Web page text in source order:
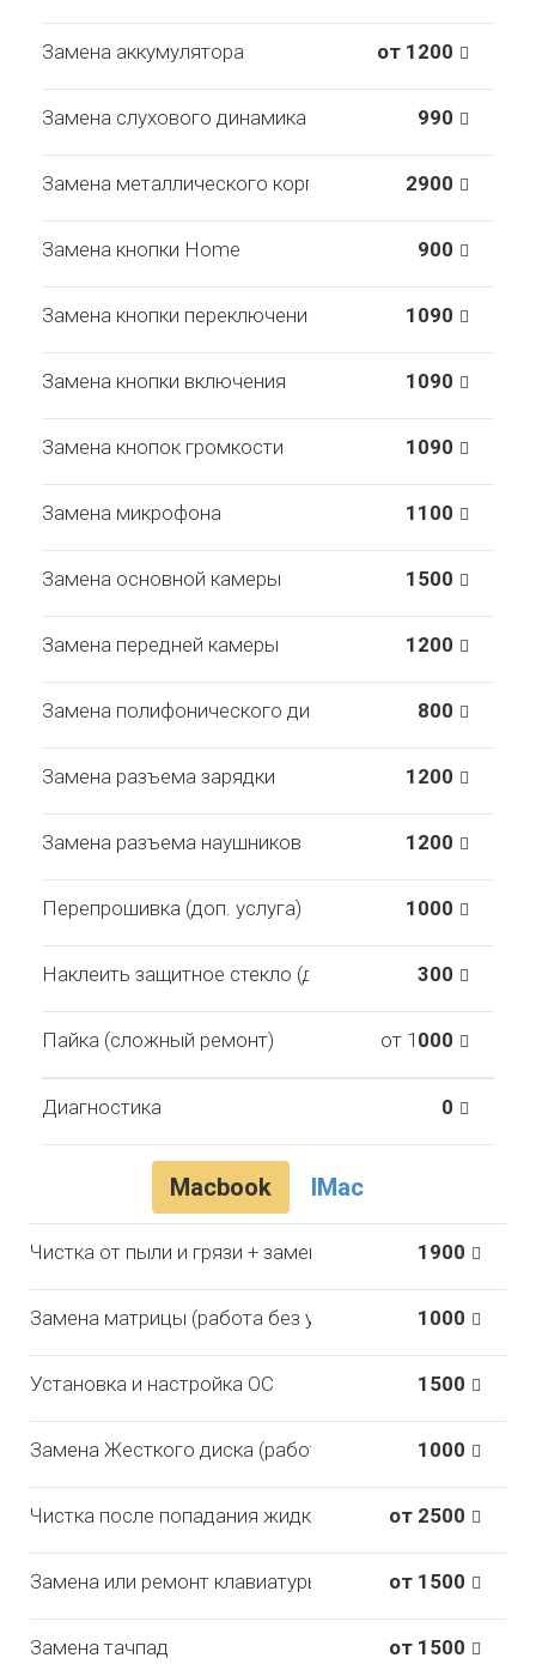
Замена аккумулятора от 1200
Замена слухового динамика 990
Замена металлического корпуса 2900
Замена кнопки Home 900
Замена кнопки переключения вибро 1090
Замена кнопки включения 1090
Замена кнопок громкости 1090
Замена микрофона 1100
Замена основной камеры 1500
Замена передней камеры 1200
Замена полифонического динамика 800
Замена разъема зарядки 1200
Замена разъема наушников 1200
Перепрошивка (доп. услуга) 1000
Наклеить защитное стекло (доп. услуга) 300
Пайка (сложный ремонт) от 1 000
Диагностика 0
Macbook IMac
Чистка от пыли и грязи + замена термопасты
1900
Замена матрицы (работа без учета з/ч) 1000
Установка и настройка ОС 1500
Замена Жесткого диска (работа без учета з/ч)
1000
Чистка после попадания жидкости от 2500
Замена или ремонт клавиатуры от 1500
Замена тачпад от 1500